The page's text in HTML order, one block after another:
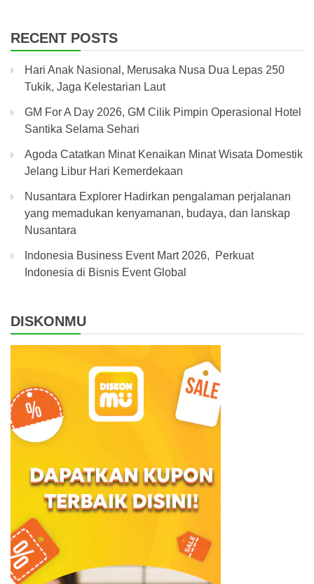
RECENT POSTS
Hari Anak Nasional, Merusaka Nusa Dua Lepas 250
Tukik, Jaga Kelestarian Laut
GM For A Day 2026, GM Cilik Pimpin Operasional Hotel
Santika Selama Sehari
Agoda Catatkan Minat Kenaikan Minat Wisata Domestik
Jelang Libur Hari Kemerdekaan
Nusantara Explorer Hadirkan pengalaman perjalanan
yang memadukan kenyamanan, budaya, dan lanskap
Nusantara
Indonesia Business Event Mart 2026, Perkuat
Indonesia di Bisnis Event Global
DISKONMU